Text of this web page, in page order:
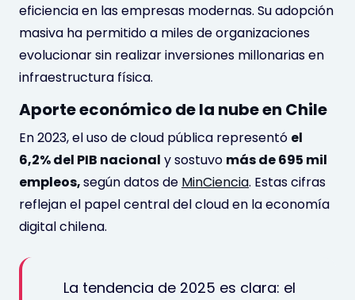
eficiencia en las empresas modernas. Su adopción
masiva ha permitido a miles de organizaciones
evolucionar sin realizar inversiones millonarias en
infraestructura física.
Aporte económico de la nube en Chile
En 2023, el uso de cloud pública representó el
6,2% del PIB nacional y sostuvo más de 695 mil
empleos,según datos de MinCiencia. Estas cifras
reflejan el papel central del cloud en la economía
digital chilena.
La tendencia de 2025 es clara: el